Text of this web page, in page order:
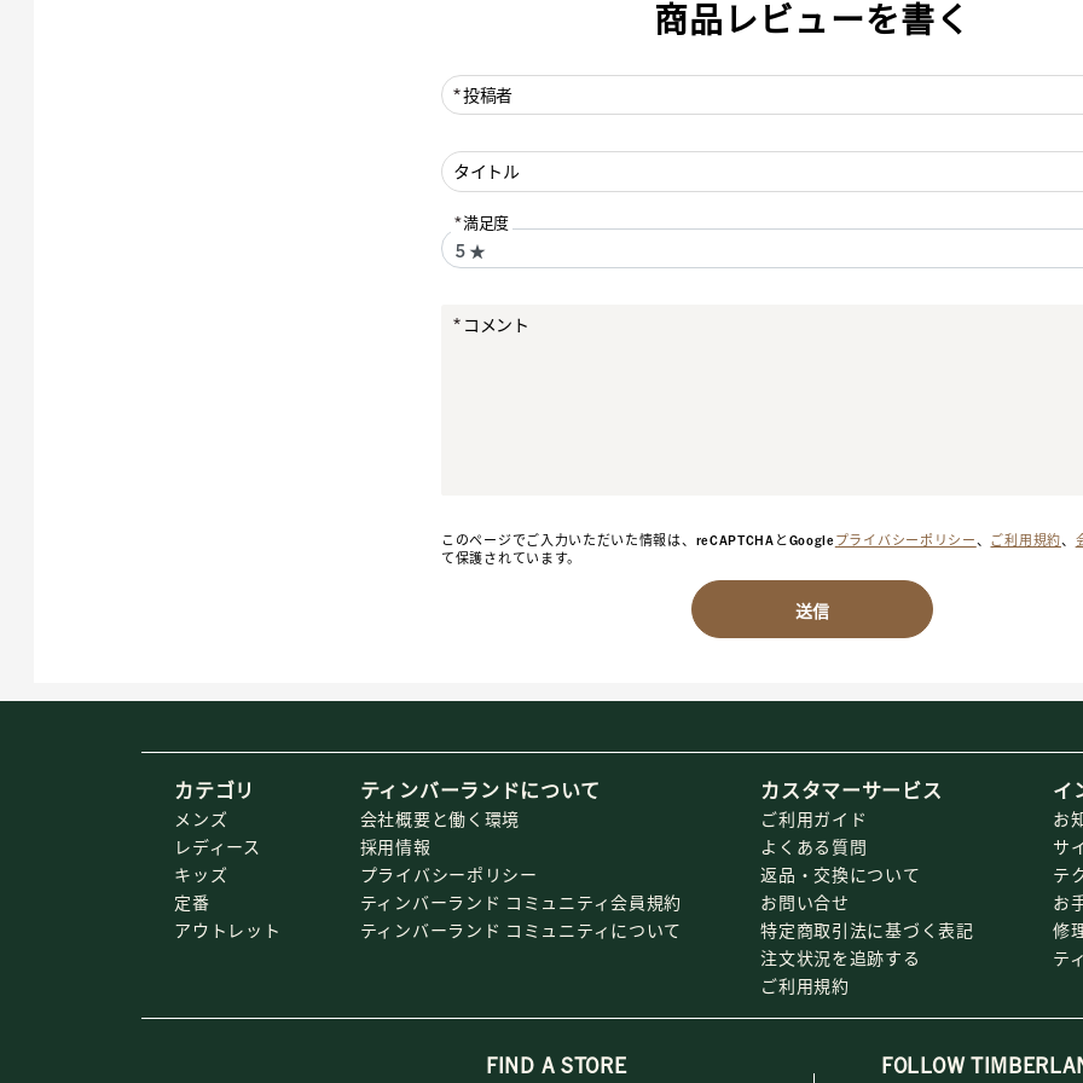
商品レビューを書く
投稿者
タイトル
満足度
コメント
このページでご入力いただいた情報は、reCAPTCHAとGoogleプライバシーポリシー、 ご利用規約、
て保護されています。
送信
カテゴリ
メンズ
レディース
キッズ
定番
アウトレット
ティンバーランドについて
会社概要と働く環境
採用情報
プライバシーポリシー
ティンバーランド コミュニティ会員規約
ティンバーランド コミュニティについて
カスタマーサービス
ご利用ガイド
よくある質問
返品・交換について
お問い合せ
特定商取引法に基づく表記
注文状況を追跡する
ご利用規約
イ
お
サ
テ
お
修
テ
FIND A STORE FOLLOW